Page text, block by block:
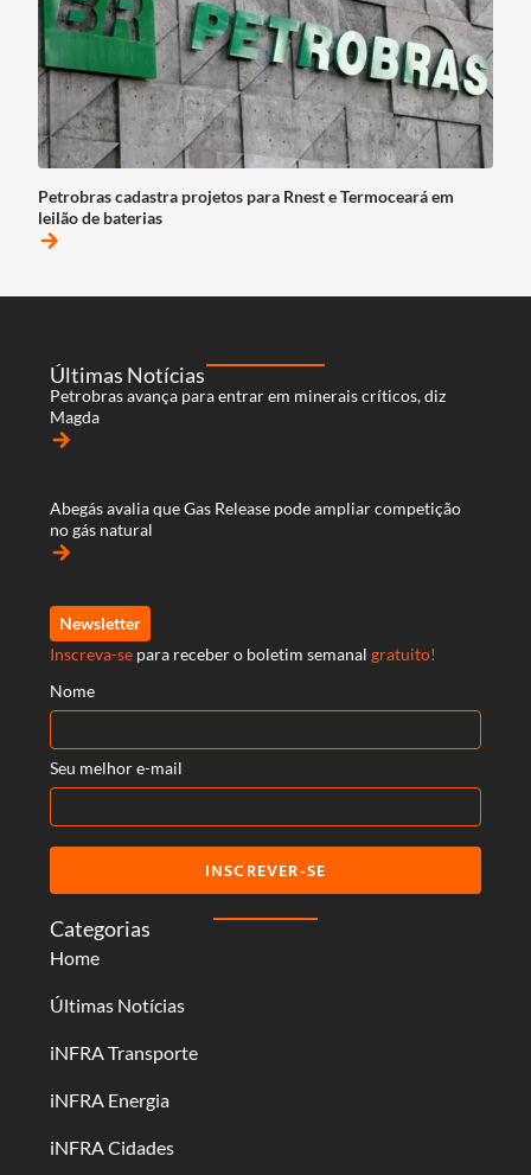
Petrobras cadastra projetos para Rnest e Termoceará em
leilão de baterias
arrow_forward
Categorias
Home
Últimas Notícias
iNFRA Transporte
iNFRA Energia
iNFRA Cidades
Últimas Notícias
Petrobras avança para entrar em minerais críticos, diz
Magda
arrow_forward
Abegás avalia que Gas Release pode ampliar competição
no gás natural
arrow_forward
Newsletter
Inscreva-se para receber o boletim semanal gratuito!
Nome
Seu melhor e-mail
INSCREVER-SE